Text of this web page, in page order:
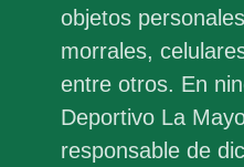
objetos
morrales,
entre otros. En
Deportivo La
responsable de